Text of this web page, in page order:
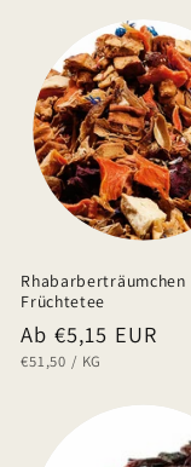
Rhabarberträumchen
Früchtetee
Normaler
Preis
Ab €5,15 EUR
GRUNDPREIS
€51,50 / PRO
KG